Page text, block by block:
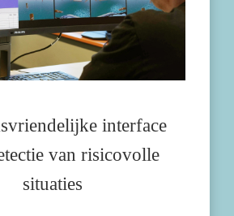
interface
van risicovolle
situaties